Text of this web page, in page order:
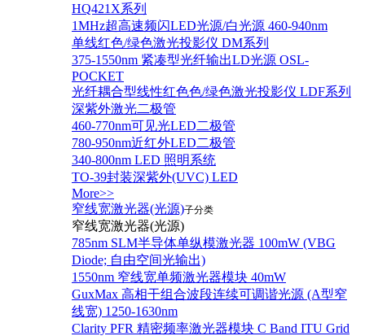
HQ421X系列
1MHz超高速频闪LED光源/白光源 460-940nm
单线红色/绿色激光投影仪 DM系列
375-1550nm 紧凑型光纤输出LD光源 OSL-
POCKET
光纤耦合型线性红色色/绿色激光投影仪 LDF系列
深紫外激光二极管
460-770nm可见光LED二极管
780-950nm近红外LED二极管
340-800nm LED 照明系统
TO-39封装深紫外(UVC) LED
More>>
窄线宽激光器(光源)子分类
窄线宽激光器(光源)
785nm SLM半导体单纵模激光器 100mW (VBG
Diode; 自由空间光输出)
1550nm 窄线宽单频激光器模块 40mW
GuxMax 高相干组合波段连续可调谐光源 (A型窄
线宽) 1250-1630nm
Clarity PFR 精密频率激光器模块 C Band ITU Grid